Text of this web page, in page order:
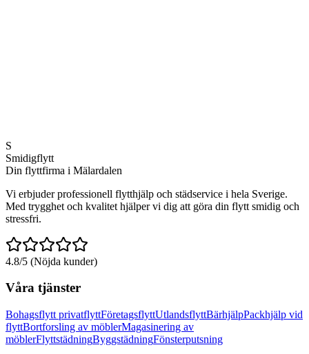
Kvalitetsgaranti
100% nöjd eller pengarna tillbaka
S
Smidigflytt
Din flyttfirma i Mälardalen
Vi erbjuder professionell flytthjälp och städservice i hela Sverige.
Med trygghet och kvalitet hjälper vi dig att göra din flytt smidig och
stressfri.
4.8/5 (Nöjda kunder)
Våra tjänster
Bohagsflytt privatflyttFöretagsflyttUtlandsflyttBärhjälpPackhjälp vid
flyttBortforsling av möblerMagasinering av
möblerFlyttstädningByggstädningFönsterputsning